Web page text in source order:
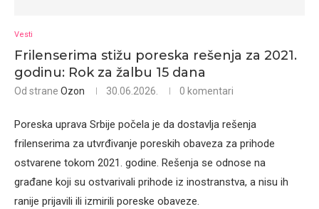
Vesti
Frilenserima stižu poreska rešenja za 2021.
godinu: Rok za žalbu 15 dana
Od strane Ozon 30.06.2026. 0 komentari
Poreska uprava Srbije počela je da dostavlja rešenja
frilenserima za utvrđivanje poreskih obaveza za prihode
ostvarene tokom 2021. godine. Rešenja se odnose na
građane koji su ostvarivali prihode iz inostranstva, a nisu ih
ranije prijavili ili izmirili poreske obaveze.